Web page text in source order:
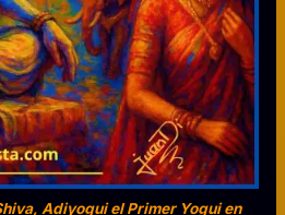
Adiyogui el Primer Yogui en